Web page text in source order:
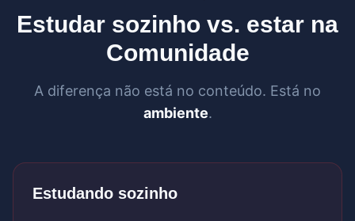
Estudar sozinho vs. estar na
Comunidade
A diferença não está no conteúdo. Está no
ambiente.
Estudando sozinho